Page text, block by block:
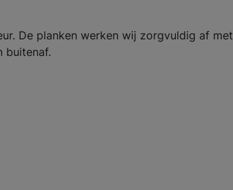
De planken werken wij zorgvuldig af met
buitenaf.